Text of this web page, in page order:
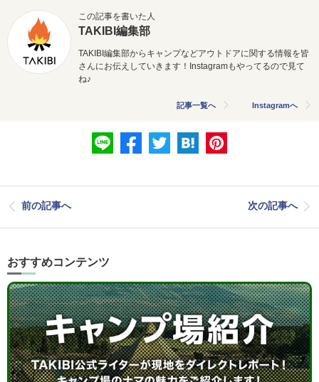
この記事を書いた人
TAKIBI編集部
TAKIBI編集部からキャンプなどアウトドアに関する情報を皆
さんにお伝えしていきます！Instagramもやってるので見て
ね♪
記事一覧へ Instagramへ
前の記事へ 次の記事へ
おすすめコンテンツ